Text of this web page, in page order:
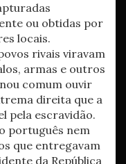
ou obtidas por
locais.
rivais viravam
armas e outros
comum ouvir
direita que a
pela escravidão.
português nem
que entregavam
da República